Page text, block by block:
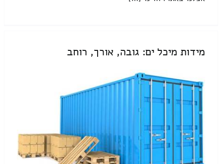
מידות מיכל ים: גובה, אורך, רוחב